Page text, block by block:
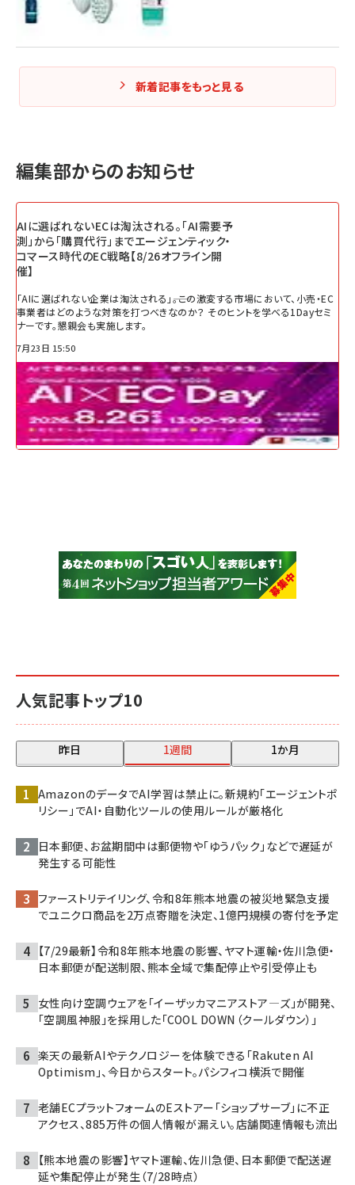
新着記事をもっと見る
編集部からのお知らせ
AIに選ばれないECは淘汰される。「AI需要予
測」から「購買代行」までエージェンティック・
コマース時代のEC戦略【8/26オフライン開
催】
「AIに選ばれない企業は淘汰される」――。この激変する市場において、小売・EC
事業者はどのような対策を打つべきなのか？ そのヒントを学べる1Dayセミ
ナーです。懇親会も実施します。
7月23日 15:50
人気記事トップ10
昨日 1週間 1か月
AmazonのデータでAI学習は禁止に。新規約「エージェントポ
リシー」でAI・自動化ツールの使用ルールが厳格化
日本郵便、お盆期間中は郵便物や「ゆうパック」などで遅延が
発生する可能性
ファーストリテイリング、令和8年熊本地震の被災地緊急支援
でユニクロ商品を2万点寄贈を決定、1億円規模の寄付を予定
【7/29最新】令和8年熊本地震の影響、ヤマト運輸・佐川急便・
日本郵便が配送制限、熊本全域で集配停止や引受停止も
女性向け空調ウェアを「イーザッカマニアストア―ズ」が開発、
「空調風神服」を採用した「COOL DOWN（クールダウン）」
楽天の最新AIやテクノロジーを体験できる「Rakuten AI
Optimism」、今日からスタート。パシフィコ横浜で開催
老舗ECプラットフォームのEストアー「ショップサーブ」に不正
アクセス、885万件の個人情報が漏えい。店舗関連情報も流出
【熊本地震の影響】ヤマト運輸、佐川急便、日本郵便で配送遅
延や集配停止が発生（7/28時点）